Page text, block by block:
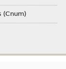
(Cnum)